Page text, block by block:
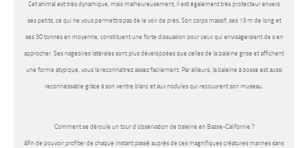
Cet animal est très dynamique, mais malheureusement, il est également très protecteur envers
ses petits, ce qui ne vous permettra pas de le voir de près. Son corps massif, ses 13 m de long et
ses 30 tonnes en moyenne, constituent une forte dissuasion pour ceux qui envisageraient de s’en
approcher. Ses nageoires latérales sont plus développées que celles de la baleine grise et affichent
une forme atypique, vous la reconnaîtrez assez facilement. Par ailleurs, la baleine à bosse est aussi
reconnaissable grâce à son ventre blanc et aux nodules qui recouvrent son museau.
Comment se déroule un tour d’observation de baleine en Basse-Californie ?
Afin de pouvoir profiter de chaque instant passé auprès de ces magnifiques créatures marines sans